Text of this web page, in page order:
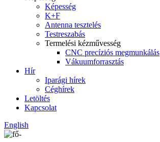
Képesség
K+F
Antenna tesztelés
Testreszabás
Termelési kézművesség
CNC precíziós megmunkálás
Vákuumforrasztás
Hír
Iparági hírek
Céghírek
Letöltés
Kapcsolat
English